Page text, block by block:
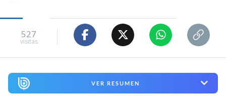
527
visitas
VER RESUMEN